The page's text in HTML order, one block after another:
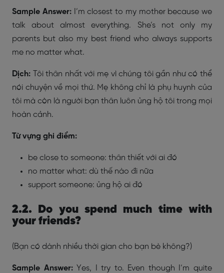
Sample Answer:I’m closest to my mother because we
talk about almost everything. She’s not only my
parents but also my best friend who always supports
me no matter what.
Dịch:
Tôi thân nhất với mẹ vì chúng tôi gần như có thể
nói chuyện về mọi thứ. Mẹ không chỉ là phụ huynh của
tôi mà còn là người bạn thân luôn ủng hộ tôi trong mọi
hoàn cảnh.
Từ vựng ghi điểm:
be close to someone: thân thiết với ai đó
no matter what: dù thế nào đi nữa
support someone: ủng hộ ai đó
2.2. Do you spend much time with
your friends?
(Bạn có dành nhiều thời gian cho bạn bè không?)
Sample Answer:Yes, I try to. Even though I’m quite